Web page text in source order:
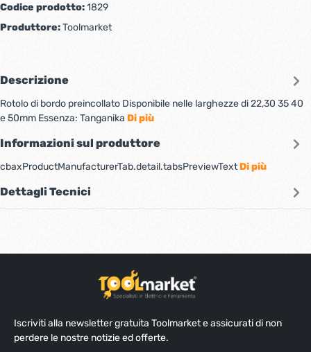
Codice prodotto:1829
Produttore:Toolmarket
Descrizione
Rotolo di bordo preincollato Disponibile nelle larghezze di 22,30 35 40
e 50mm Essenza: Tanganika Di più
Informazioni sul produttore
cbaxProductManufacturerTab.detail.tabsPreviewTextDi più
Dettagli Tecnici
Iscriviti alla newsletter gratuita Toolmarket e assicurati di non
perdere le nostre notizie ed offerte.